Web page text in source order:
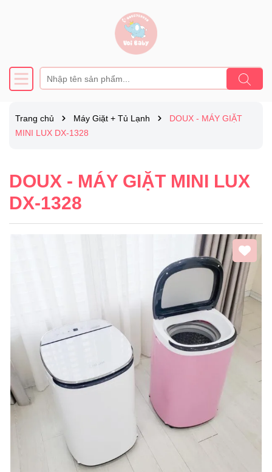
Trang chủ Máy Giặt + Tủ Lạnh
DOUX - MÁY GIẶT
MINI LUX DX-1328
DOUX - MÁY GIẶT MINI LUX
DX-1328
Mã giảm giá: